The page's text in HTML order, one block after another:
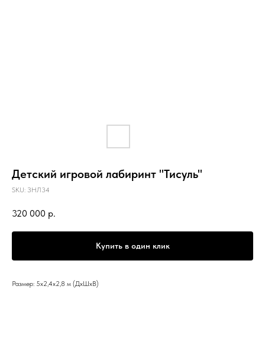
Детский игровой лабиринт "Тисуль"
SKU: ЗНЛ34
320 000 р.
Купить в один клик
Размер: 5х2,4х2,8 м (ДхШхВ)